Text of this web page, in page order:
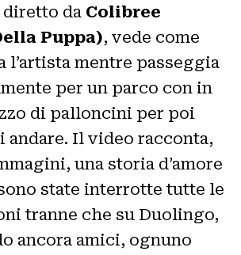
da Colibree
Puppa), vede come
l’artista mentre passeggia
per un parco con in
di palloncini per poi
Il video racconta,
una storia d’amore
state interrotte tutte le
tranne che su Duolingo,
ancora amici, ognuno